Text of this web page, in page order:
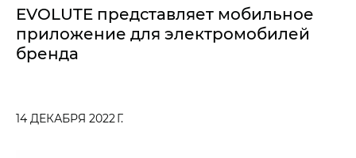
EVOLUTE представляет мобильное
приложение для электромобилей
бренда
14 ДЕКАБРЯ 2022 Г.